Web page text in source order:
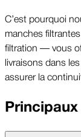
C’est pourquoi
manches
filtration — vous
livraisons dans
assurer la